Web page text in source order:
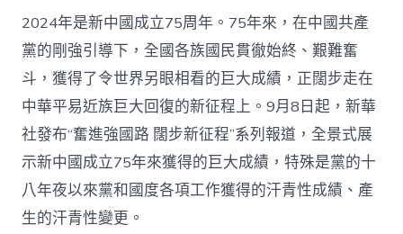
征
程
｜
總
量
連
上
臺
階
構
造
2024年是新中國成立75周年。75年來，在中國共產
黨的剛強引導下，全國各族國民貫徹始終、艱難奮
斗，獲得了令世界另眼相看的巨大成績，正闊步走在
中華平易近族巨大回復的新征程上。9月8日起，新華
社發布“奮進強國路 闊步新征程”系列報道，全景式展
示新中國成立75年來獲得的巨大成績，特殊是黨的十
八年夜以來黨和國度各項工作獲得的汗青性成績、產
生的汗青性變更。